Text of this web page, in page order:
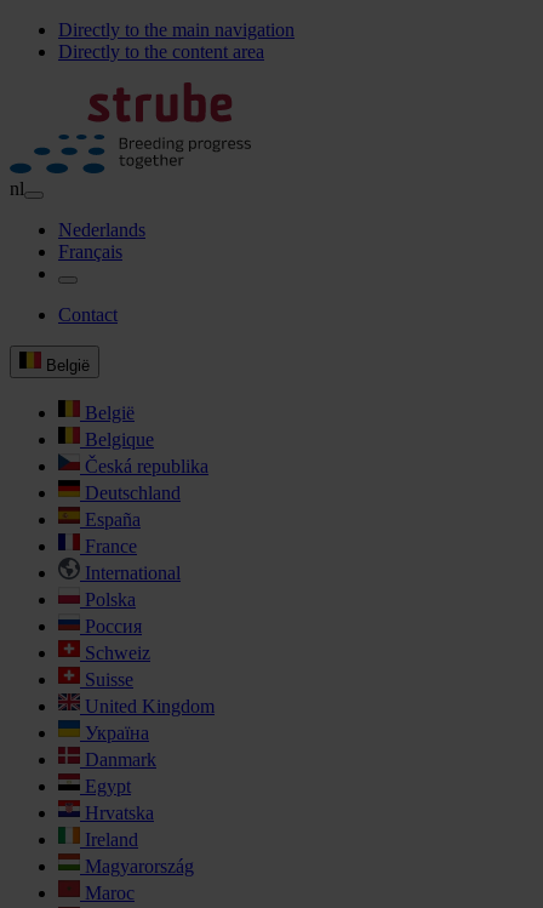
Directly to the main navigation
Directly to the content area
nl
Nederlands
Français
Contact
België
België
Belgique
Česká republika
Deutschland
España
France
International
Polska
Россия
Schweiz
Suisse
United Kingdom
Україна
Danmark
Egypt
Hrvatska
Ireland
Magyarország
Maroc